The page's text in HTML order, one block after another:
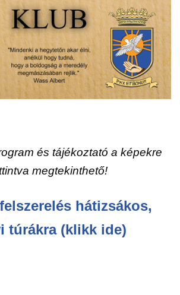
és tájékoztató a képekre
megtekinthető!
hátizsákos,
túrákra (klikk ide)